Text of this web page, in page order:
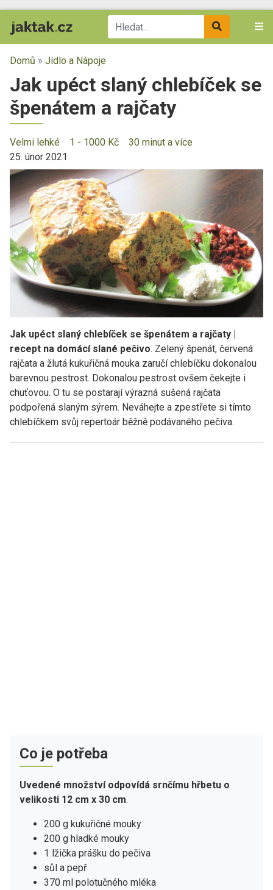
Domů » Jídlo a Nápoje
Jak upéct slaný chlebíček se
špenátem a rajčaty
Velmi lehké 1 - 1000 Kč
30 minut a více
25. únor 2021
Jak upéct slaný chlebíček se špenátem a rajčaty |
recept na domácí slané pečivo. Zelený špenát, červená
rajčata a žlutá kukuřičná mouka zaručí chlebíčku dokonalou
barevnou pestrost. Dokonalou pestrost ovšem čekejte i
chuťovou. O tu se postarají výrazná sušená rajčata
podpořená slaným sýrem. Neváhejte a zpestřete si tímto
chlebíčkem svůj repertoár běžně podávaného pečiva.
Co je potřeba
Uvedené množství odpovídá srnčímu hřbetu o
velikosti 12 cm x 30 cm.
200 g kukuřičné mouky
200 g hladké mouky
1 lžička prášku do pečiva
sůl a pepř
370 ml polotučného mléka